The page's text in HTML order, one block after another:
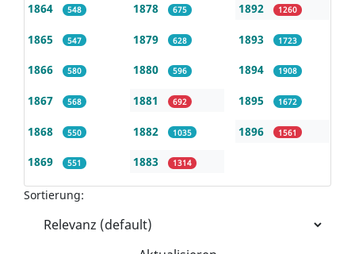
1864 548
1865 547
1866 580
1867 568
1868 550
1869 551
1878 675
1879 628
1880 596
1881 692
1882 1035
1883 1314
1892 1260
1893 1723
1894 1908
1895 1672
1896 1561
Sortierung: